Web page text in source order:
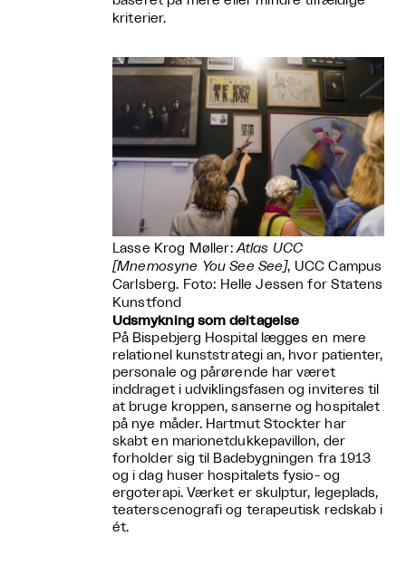
kriterier.
Lasse Krog Møller:Atlas UCC
[Mnemosyne You See See], UCC Campus
Carlsberg. Foto: Helle Jessen for Statens
Kunstfond
Udsmykning som deltagelse
På Bispebjerg Hospital lægges en mere
relationel kunststrategi an, hvor patienter,
personale og pårørende har været
inddraget i udviklingsfasen og inviteres til
at bruge kroppen, sanserne og hospitalet
på nye måder. Hartmut Stockter har
skabt en marionetdukkepavillon, der
forholder sig til Badebygningen fra 1913
og i dag huser hospitalets fysio- og
ergoterapi. Værket er skulptur, legeplads,
teaterscenografi og terapeutisk redskab i
ét.